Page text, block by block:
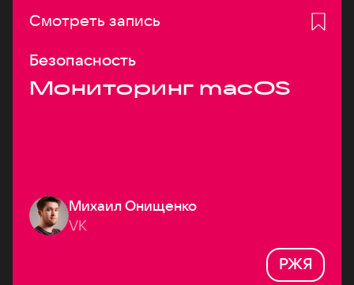
Смотреть запись
Безопасность
Мониторинг macOS
Михаил Онищенко
VK
РЖЯ